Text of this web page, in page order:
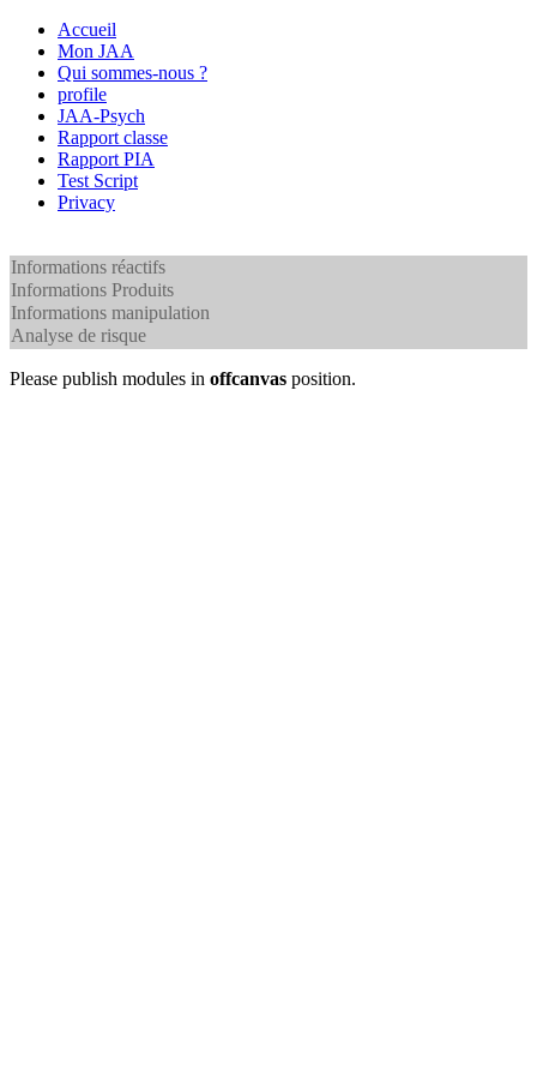
Accueil
Mon JAA
Qui sommes-nous ?
profile
JAA-Psych
Rapport classe
Rapport PIA
Test Script
Privacy
Informations réactifs
Informations Produits
Informations manipulation
Analyse de risque
Please publish modules in offcanvas position.